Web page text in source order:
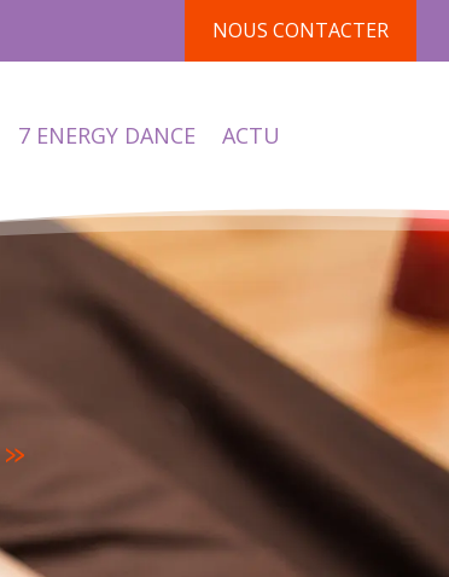
NOUS CONTACTER
7 ENERGY DANCE ACTU